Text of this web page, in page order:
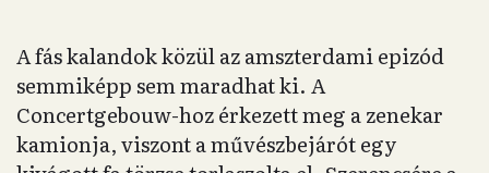
A fás kalandok közül az amszterdami epizód
semmiképp sem maradhat ki. A
Concertgebouw-hoz érkezett meg a zenekar
kamionja, viszont a művészbejárót egy